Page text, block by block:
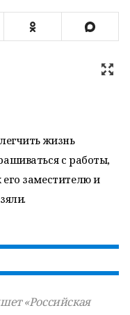
жизнь
с работы,
заместителю и
«Российская